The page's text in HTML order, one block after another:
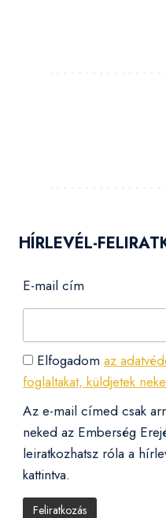
HÍRLEVÉL-
E-mail cím
Elfogadom az
foglaltakat, küldjetek
Az e-mail címed csak
neked az Emberség
leiratkozhatsz róla a
kattintva.